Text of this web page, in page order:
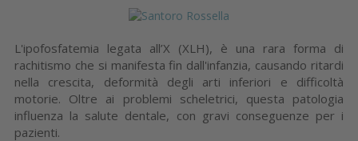
L'ipofosfatemia legata all’X (XLH), è una rara forma di
rachitismo che si manifesta fin dall'infanzia, causando ritardi
nella crescita, deformità degli arti inferiori e difficoltà
motorie. Oltre ai problemi scheletrici, questa patologia
influenza la salute dentale, con gravi conseguenze per i
pazienti.